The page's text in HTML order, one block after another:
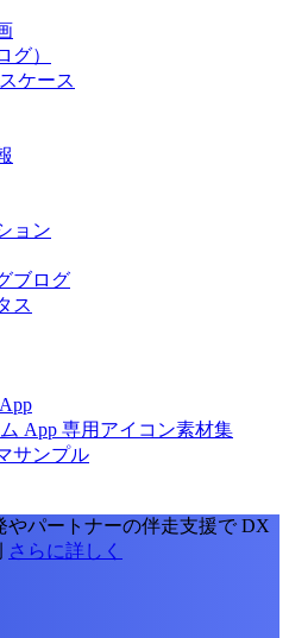
グ）
ケース
ョン
ブログ
ス
App 専用アイコン素材集
サンプル
やパートナーの伴走支援で DX
さらに詳しく